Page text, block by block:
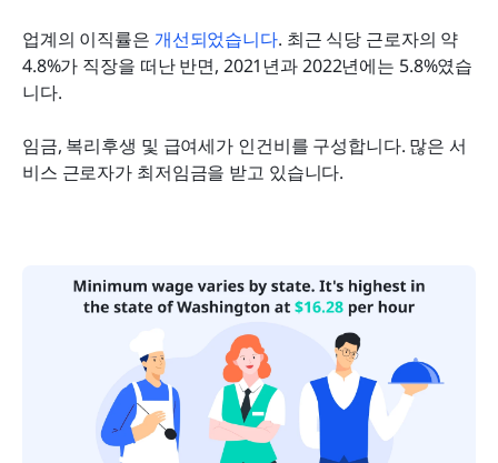
업계의 이직률은 개선되었습니다. 최근 식당 근로자의 약
4.8%가 직장을 떠난 반면, 2021년과 2022년에는 5.8%였습
니다.
임금, 복리후생 및 급여세가 인건비를 구성합니다. 많은 서
비스 근로자가 최저임금을 받고 있습니다.